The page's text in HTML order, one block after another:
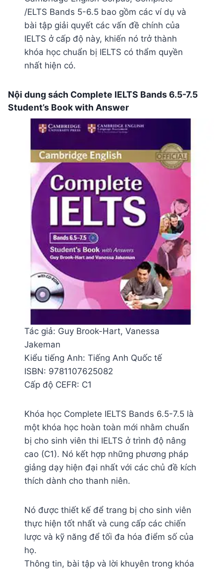
/ELTS Bands 5-6.5 bao gồm các ví dụ và
bài tập giải quyết các vấn đề chính của
IELTS ở cấp độ này, khiến nó trở thành
khóa học chuẩn bị IELTS có thẩm quyền
nhất hiện có.
Nội dung sách Complete IELTS Bands 6.5-7.5
Student’s Book with Answer
Tác giả: Guy Brook-Hart, Vanessa
Jakeman
Kiểu tiếng Anh: Tiếng Anh Quốc tế
ISBN: 9781107625082
Cấp độ CEFR: C1
Khóa học Complete IELTS Bands 6.5-7.5 là
một khóa học hoàn toàn mới nhằm chuẩn
bị cho sinh viên thi IELTS ở trình độ nâng
cao (C1). Nó kết hợp những phương pháp
giảng dạy hiện đại nhất với các chủ đề kích
thích dành cho thanh niên.
Nó được thiết kế để trang bị cho sinh viên
thực hiện tốt nhất và cung cấp các chiến
lược và kỹ năng để tối đa hóa điểm số của
họ.
Thông tin, bài tập và lời khuyên trong khóa